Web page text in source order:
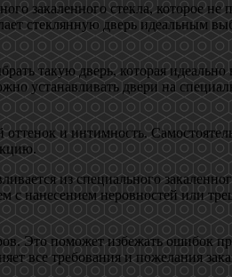
закаленного стекла, которое
стеклянную дверь идеальным
такую дверь, которая
устанавливать двери на
и интимность.
из специального
с нанесением неровностей или
Это поможет избежать ошибок
все требования и пожелания